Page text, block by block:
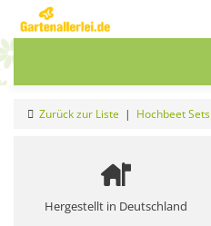
Zurück zur Liste Hochbeet Sets
Hergestellt in Deutschland